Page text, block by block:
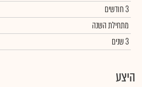
3 חודשים
מתחילת השנה
3 שנים
היצע